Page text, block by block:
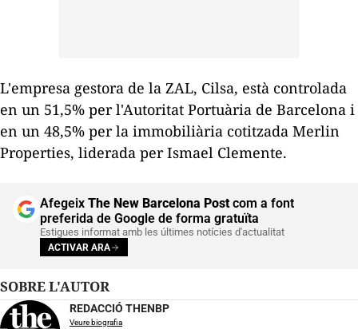
L'empresa gestora de la ZAL, Cilsa, està controlada
en un 51,5% per l'Autoritat Portuària de Barcelona i
en un 48,5% per la immobiliària cotitzada Merlin
Properties, liderada per Ismael Clemente.
Afegeix The New Barcelona Postcom a font
preferida de Google de forma gratuïta
Estigues informat amb les últimes notícies d'actualitat
ACTIVAR ARA
SOBRE L'AUTOR
REDACCIÓ THENBP
Veure biografia